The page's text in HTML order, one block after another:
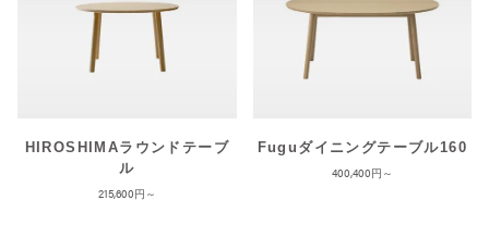
HIROSHIMAラウンドテーブ
ル
215,600
Fuguダイニングテーブル160
400,400